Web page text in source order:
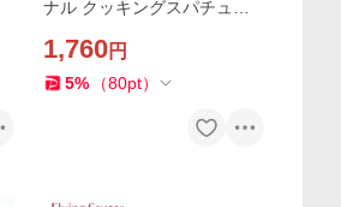
ナル クッキングスパチュラ
一体成型【レビュー投稿で商
品価格(税抜)10%分のクーポ
1,760円
5% （80pt）